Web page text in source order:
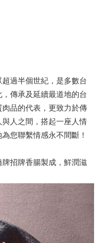
過半個世紀，是多數台
傳承及延續最道地的台
品的代表，更致力於傳
人之間，搭起一座人情
您聯繫情感永不間斷！
招牌香腸製成，鮮潤滋